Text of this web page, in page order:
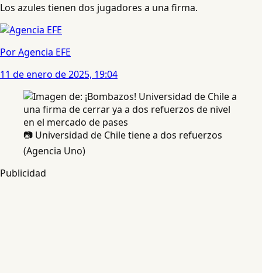
Los azules tienen dos jugadores a una firma.
Por Agencia EFE
11 de enero de 2025, 19:04
📷 Universidad de Chile tiene a dos refuerzos
(Agencia Uno)
Publicidad